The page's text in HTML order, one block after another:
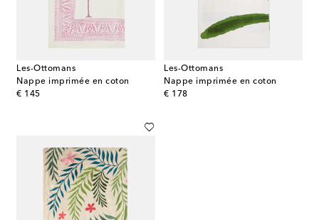
Les-Ottomans
Nappe imprimée en coton
€ 145
original price
Les-Ottomans
Nappe imprimée en coton
€ 178
original price